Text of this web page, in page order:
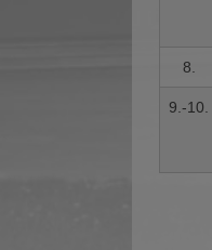
8.
9.-10.